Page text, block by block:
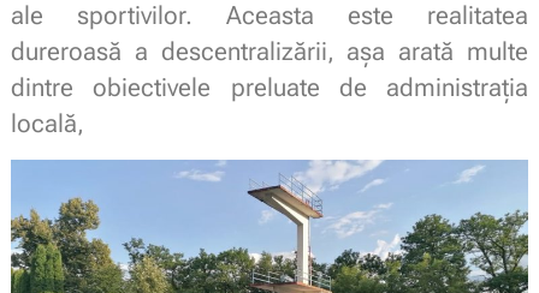
ale sportivilor. Aceasta este realitatea
dureroasă a descentralizării, așa arată multe
dintre obiectivele preluate de administrația
locală,